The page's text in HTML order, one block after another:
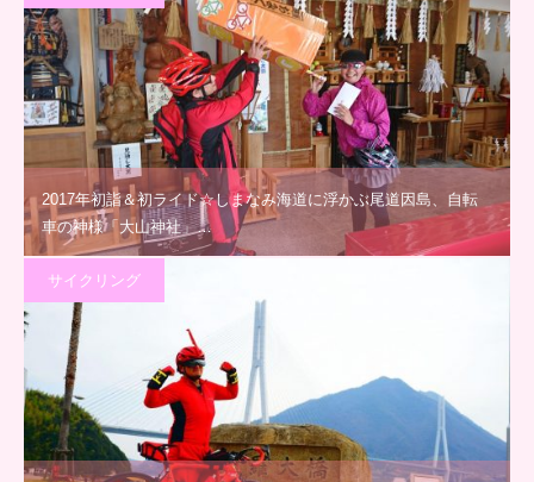
2017年初詣＆初ライド☆しまなみ海道に浮かぶ尾道因島、自転
車の神様「大山神社」…
サイクリング